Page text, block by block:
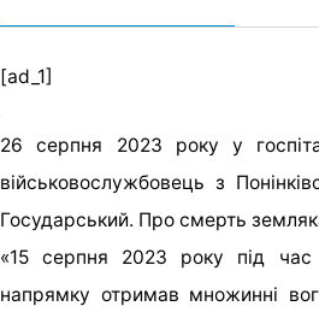
[ad_1]
26 серпня 2023 року у
військовослужбовець з
Государський. Про смерть
«15 серпня 2023 року під час
напрямку отримав множинні